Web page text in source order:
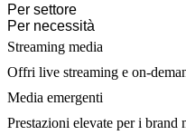
Per settore
Per necessità
Streaming media
Offri live streaming e on-
Media emergenti
Prestazioni elevate per i brand